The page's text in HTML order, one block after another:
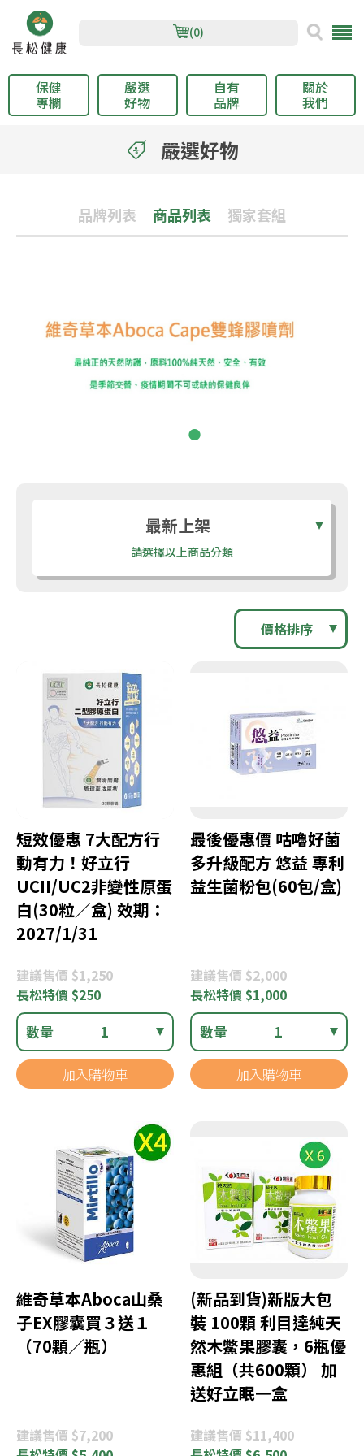
(0)
保健
專欄
嚴選
好物
自有
品牌
關於
我們
嚴選好物
品牌列表 商品列表 獨家套組
最新上架
請選擇以上商品分類
價格排序
短效優惠 7大配方行
動有力！好立行
UCII/UC2非變性原蛋
白(30粒／盒) 效期：
2027/1/31
建議售價 $1,250
長松特價 $250
數量 1
加入購物車
最後優惠價 咕嚕好菌
多升級配方 悠益 專利
益生菌粉包(60包/盒)
建議售價 $2,000
長松特價 $1,000
數量 1
加入購物車
維奇草本Aboca山桑
子EX膠囊買３送１
（70顆／瓶）
建議售價 $7,200
(新品到貨)新版大包
裝 100顆 利目達純天
然木鱉果膠囊，6瓶優
惠組（共600顆） 加
送好立眠一盒
建議售價 $11,400